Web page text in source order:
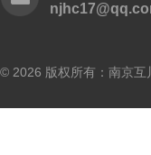
© 2026 版权所有：南京